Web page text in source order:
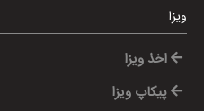
ویزا
اخذ ویزا
پیکاپ ویزا